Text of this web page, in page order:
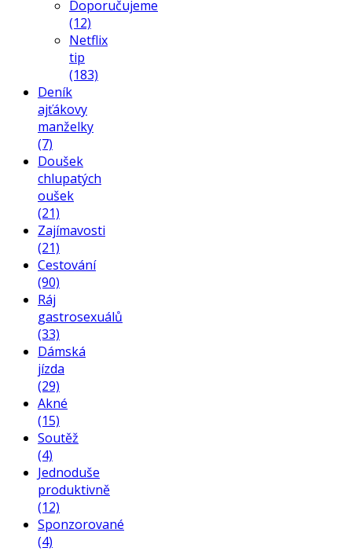
Doporučujeme
(12)
Netflix
tip
(183)
Deník
ajťákovy
manželky
(7)
Doušek
chlupatých
oušek
(21)
Zajímavosti
(21)
Cestování
(90)
Ráj
gastrosexuálů
(33)
Dámská
jízda
(29)
Akné
(15)
Soutěž
(4)
Jednoduše
produktivně
(12)
Sponzorované
(4)